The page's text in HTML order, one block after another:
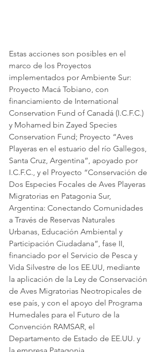
Estas acciones son posibles en el
marco de los Proyectos
implementados por Ambiente Sur:
Proyecto Macá Tobiano, con
financiamiento de International
Conservation Fund of Canadá (I.C.F.C.)
y Mohamed bin Zayed Species
Conservation Fund; Proyecto “Aves
Playeras en el estuario del río Gallegos,
Santa Cruz, Argentina”, apoyado por
I.C.F.C., y el Proyecto “Conservación de
Dos Especies Focales de Aves Playeras
Migratorias en Patagonia Sur,
Argentina: Conectando Comunidades
a Través de Reservas Naturales
Urbanas, Educación Ambiental y
Participación Ciudadana”, fase II,
financiado por el Servicio de Pesca y
Vida Silvestre de los EE.UU, mediante
la aplicación de la Ley de Conservación
de Aves Migratorias Neotropicales de
ese país, y con el apoyo del Programa
Humedales para el Futuro de la
Convención RAMSAR, el
Departamento de Estado de EE.UU. y